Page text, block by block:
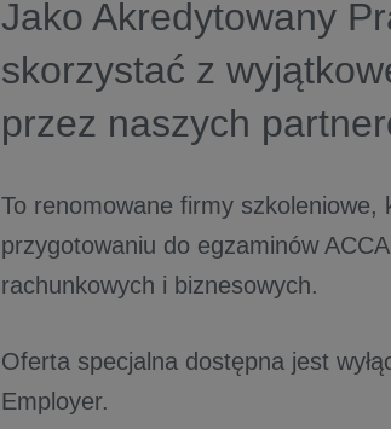
Jako Akredytowany
skorzystać z
przez naszych
To renomowane firmy szkoleniowe,
przygotowaniu do egzaminów
rachunkowych i biznesowych.
Oferta specjalna dostępna jest
Employer.